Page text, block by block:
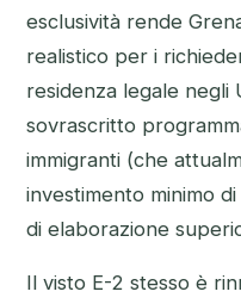
esclusività rende
realistico per i
residenza legale negli
sovrascritto
immigranti (che
investimento minimo
di elaborazione
Il visto E-2 stesso è